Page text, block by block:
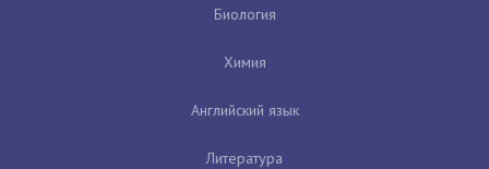
Биология
Химия
Английский язык
Литература